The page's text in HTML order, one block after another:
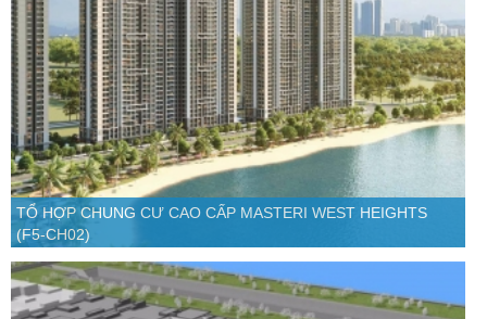
TỔ HỢP CHUNG CƯ CAO CẤP MASTERI WEST HEIGHTS
(F5-CH02)